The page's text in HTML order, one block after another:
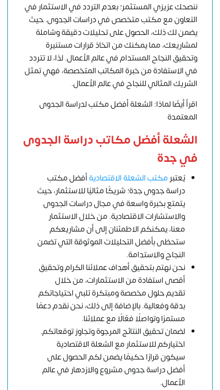
ننصحك عزيزي المستثمر؛ بعدم التردد في الاستثمار في
التعاون مع مكتب متخصص في دراسات الجدوى. حيث
يضمن لك ذلك، الحصول على تحليلات دقيقة وشاملة
لمشاريعك، مما يمكنك من اتخاذ قرارات مستنيرة
وتحقيق النجاح المستدام في عالم الأعمال. لذا، لا تتردد
في الاستفادة من خبرة المكاتب المتخصصة، فهي تمثل
الشريك المثالي للنجاح في عالم الأعمال.
اقرأ أيضًا لماذا: الشعلة أفضل مكتب لدراسة الجدوى
المعتمدة
الشعلة أفضل مكاتب دراسة الجدوى
في جدة
يُعتبرمكتب الشعلة الاقتصاديةأفضل مكتب
دراسة جدوى جدة؛ شريكًا مثاليًا للاستثمار، حيث
يتمتع بخبرة واسعة في مجال دراسات الجدوى
والاستشارات الاقتصادية. من خلال الاستثمار
معنا، يمكنكم الاطمئنان إلى أن مشاريعكم
ستحظى بأفضل التحليلات الموثوقة التي تضمن
النجاح والاستدامة.
نحن نهتم بتحقيق أهداف عملائنا الكرام وتحقيق
أقصى استفادة من الاستثمارات، من خلال
تقديم حلول مخصصة ومبتكرة تلبي احتياجاتكم
بدقة وفعالية. بالإضافة إلى ذلك، نحن نقدم دعمًا
مستمرًا وتواصلًا فعّالًا مع عملائنا.
لضمان تحقيق النتائج المرجوة وتجاوز توقعاتكم.
اختياركم للاستثمار مع الشعلة الاقتصادية
سيكون قرارًا حكيمًا يضمن لكم الحصول على
أفضل دراسة جدوى مشروع والازدهار في عالم
الأعمال.